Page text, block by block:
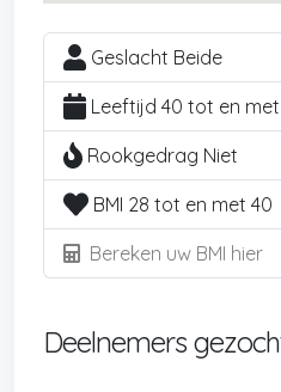
Geslacht Beide
Leeftijd 40 tot en met
Rookgedrag Niet
BMI 28 tot en met 40
Bereken uw BMI hier
Deelnemers